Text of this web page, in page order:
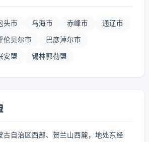
头市 乌海市 赤峰市 通辽市
伦贝尔市 巴彦淖尔市
安盟 锡林郭勒盟
古自治区西部、贺兰山西麓，地处东经